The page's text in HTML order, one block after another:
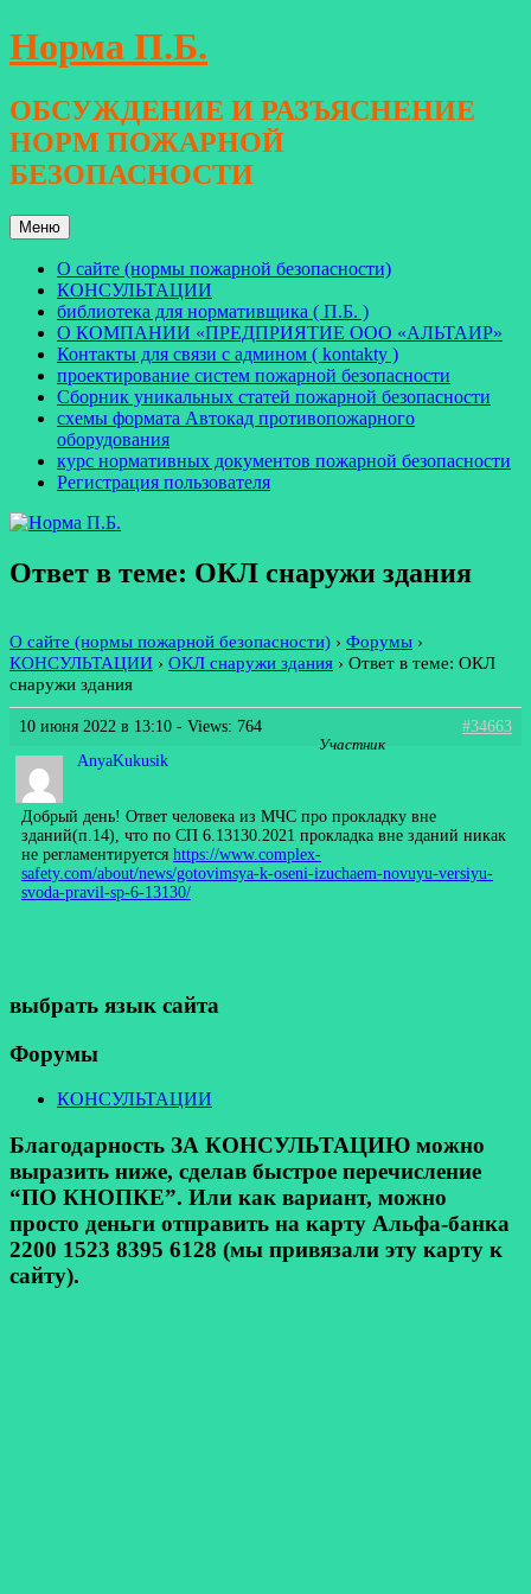
Перейти
к
Норма П.Б.
ОБСУЖДЕНИЕ И РАЗЪЯСНЕНИЕ
НОРМ ПОЖАРНОЙ
БЕЗОПАСНОСТИ
Меню
О сайте (нормы пожарной безопасности)
КОНСУЛЬТАЦИИ
библиотека для нормативщика ( П.Б. )
О КОМПАНИИ «ПРЕДПРИЯТИЕ ООО «АЛЬТАИР»
Контакты для связи с админом ( kontakty )
проектирование систем пожарной безопасности
Сборник уникальных статей пожарной безопасности
схемы формата Автокад противопожарного
оборудования
курс нормативных документов пожарной безопасности
Регистрация пользователя
Ответ в теме: ОКЛ снаружи здания
О сайте (нормы пожарной безопасности) › Форумы ›
КОНСУЛЬТАЦИИ › ОКЛ снаружи здания › Ответ в теме: ОКЛ
снаружи здания
10 июня 2022 в 13:10 - Views: 764
#34663
AnyaKukusik
Участник
Добрый день! Ответ человека из МЧС про прокладку вне
зданий(п.14), что по СП 6.13130.2021 прокладка вне зданий никак
не регламентируется https://www.complex-
safety.com/about/news/gotovimsya-k-oseni-izuchaem-novuyu-versiyu-
svoda-pravil-sp-6-13130/
выбрать язык сайта
Форумы
КОНСУЛЬТАЦИИ
Благодарность ЗА КОНСУЛЬТАЦИЮ можно
выразить ниже, сделав быстрое перечисление
“ПО КНОПКЕ”. Или как вариант, можно
просто деньги отправить на карту Альфа-банка
2200 1523 8395 6128 (мы привязали эту карту к
сайту).